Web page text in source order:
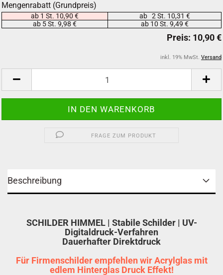
Mengenrabatt (Grundpreis)
ab 1 St. 10,90 €
ab 2 St. 10,31 €
ab 5 St. 9,98 €
ab 10 St. 9,49 €
inkl. 19% MwSt. Versand
FRAGE ZUM PRODUKT
Beschreibung
SCHILDER HIMMEL | Stabile Schilder | UV-
Digitaldruck-Verfahren
Dauerhafter Direktdruck
Für Firmenschilder empfehlen wir Acrylglas mit
edlem Hinterglas Druck Effekt!